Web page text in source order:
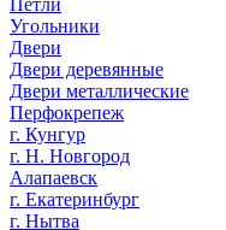
Петли
Угольники
Двери
Двери деревянные
Двери металлические
Перфокрепеж
г. Кунгур
г. Н. Новгород
Алапаевск
г. Екатеринбург
г. Нытва